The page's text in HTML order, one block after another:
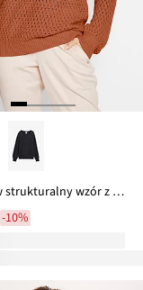
Sweter w strukturalny wzór z mieszanki bawełny
-10%